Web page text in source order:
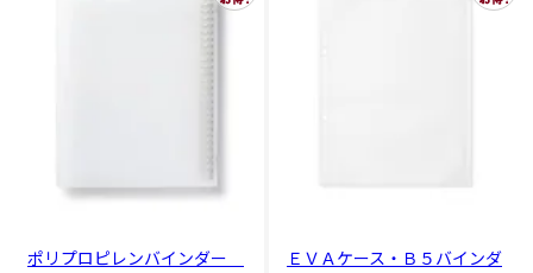
ポリプロピレンバインダー
ＥＶＡケース・Ｂ５バインダ